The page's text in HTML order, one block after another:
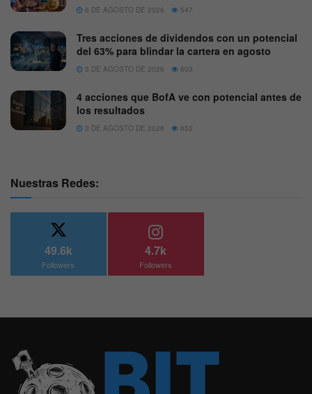
6 DE AGOSTO DE 2026 547
Tres acciones de dividendos con un potencial
del 63% para blindar la cartera en agosto
5 DE AGOSTO DE 2026 603
4 acciones que BofA ve con potencial antes de
los resultados
3 DE AGOSTO DE 2026 652
Nuestras Redes:
49.6k
Followers
4.7k
Followers